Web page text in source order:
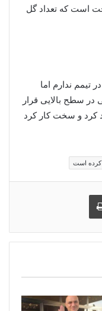
است که تعداد گل
تیمم ندارم اما
در سطح بالایی قرار
کرد و سخت کار کرد
کرده است
چاپ